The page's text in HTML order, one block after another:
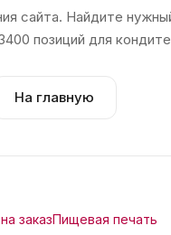
сайта. Найдите
позиций для
На главную
заказПищевая печать